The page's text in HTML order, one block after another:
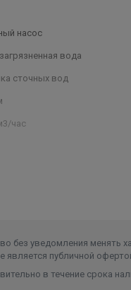
насос
вода
сточных вод
час
без уведомления менять
является публичной
в течение срока